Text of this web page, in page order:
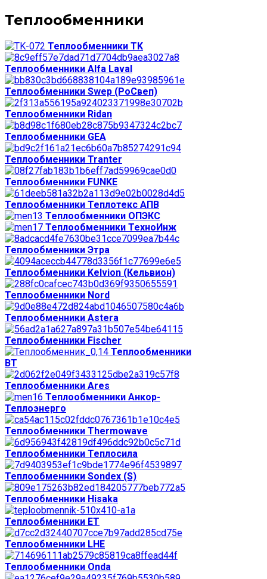
Теплообменники
Теплообменники TK
Теплообменники Alfa Laval
Теплообменники Swep (РоСвеп)
Теплообменники Ridan
Теплообменники GEA
Теплообменники Tranter
Теплообменники FUNKE
Теплообменники Теплотекс АПВ
Теплообменники ОПЭКС
Теплообменники ТехноИнж
Теплообменники Этра
Теплообменники Kelvion (Кельвион)
Теплообменники Nord
Теплообменники Astera
Теплообменники Fischer
Теплообменники
ВТ
Теплообменники Ares
Теплообменники Анкор-
Теплоэнерго
Теплообменники Thermowave
Теплообменники Теплосила
Теплообменники Sondex (S)
Теплообменники Hisaka
Теплообменники ЕТ
Теплообменники LHE
Теплообменники Onda